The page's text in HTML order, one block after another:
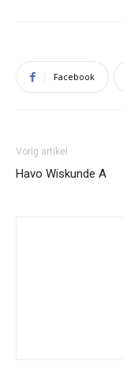
Facebook
Vorig artikel
Havo Wiskunde A